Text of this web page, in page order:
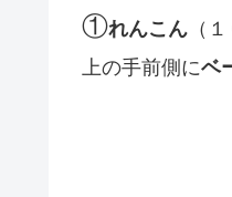
①れんこん （
上の手前側にベ